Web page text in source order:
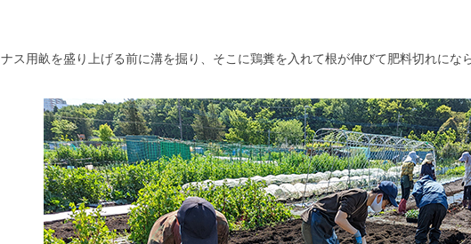
ナス用畝を盛り上げる前に溝を掘り、そこに鶏糞を入れて根が伸びて肥料切れにな